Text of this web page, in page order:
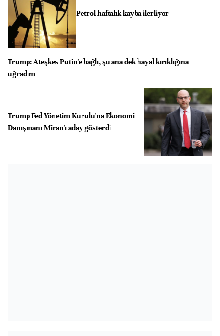
Petrol haftalık kayba ilerliyor
Trump: Ateşkes Putin'e bağlı, şu ana dek hayal kırıklığına
uğradım
Trump Fed Yönetim Kurulu'na Ekonomi
Danışmanı Miran'ı aday gösterdi